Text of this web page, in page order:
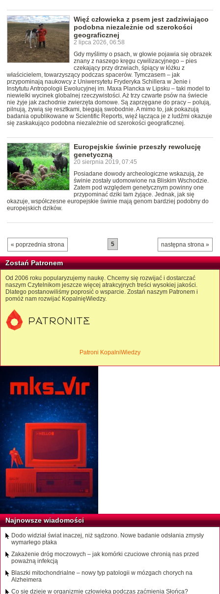
Więź człowieka z psem jest zadziwiająco
podobna niezależnie od szerokości
geograficznej
2 lipca 2026, 06:58
Gdy myślimy o psach, w głowie pojawia się obrazek
znany z naszego kręgu cywilizacyjnego – pies
czekający przy drzwiach, śpiący w łóżku z
właścicielem, towarzyszący podczas spacerów. Tymczasem – jak
przypominają naukowcy z Uniwersytetu Fryderyka Schillera w Jenie i
Instytutu Antropologii Ewolucyjnej im. Maxa Plancka w Lipsku – taki model to
niewielki wycinek globalnej rzeczywistości. Aż trzy czwarte psów na świecie
nie żyje jak zachodnie zwierzęta domowe. Są zaprzęgane do pracy – polują,
pilnują, żywią się resztkami, biegają swobodnie. A mimo to, jak pokazują
badania opublikowane w Scientific Reports, więź łącząca je z ludźmi okazuje
się zaskakująco podobna niezależnie od szerokości geograficznej.
Europejskie świnie przeszły rewolucję
genetyczną
20 sierpnia 2019, 07:45
Posiadane dowody archeologiczne wskazują, że
świnie zostały udomowione na Bliskim Wschodzie.
Zatem pod względem genetycznym powinny one
przypominać dziki tam żyjące. Jednak, jak się
okazuje, współczesne europejskie świnie mają genom bardziej podobny do
europejskich dzików.
« poprzednia strona następna strona »
5
Zostań Patronem
Od 2006 roku popularyzujemy naukę. Chcemy się rozwijać i dostarczać
naszym Czytelnikom jeszcze więcej atrakcyjnych treści wysokiej jakości.
Dlatego postanowiliśmy poprosić o wsparcie. Zostań naszym Patronem i
pomóż nam rozwijać KopalnięWiedzy.
Patroni KopalniWiedzy
Najnowsze wiadomości
Dodo widział świat inaczej, niż sądzono. Nowe badanie odsłania zmysły
wymarłego ptaka
Zakażenie dróg moczowych – jak komórki czuciowe chronią nas przed
poważną infekcją
Blaszki mitochondrialne – nowy typ patologii w mózgach chorych na
Alzheimera
Co się dzieje w organizmie człowieka podczas zaćmienia Słońca?